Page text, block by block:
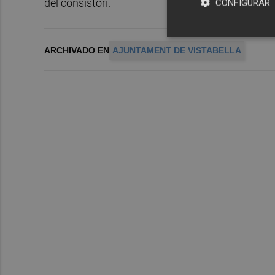
ARCHIVADO EN AJUNTAMENT DE VISTABELLA
CONFIGURAR